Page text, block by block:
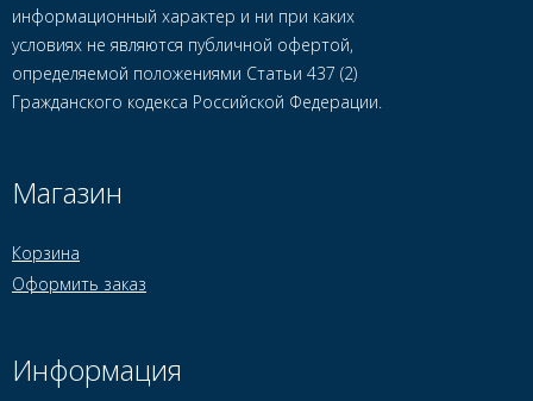
информационный характер и ни при каких
условиях не являются публичной офертой,
определяемой положениями Статьи 437 (2)
Гражданского кодекса Российской Федерации.
Магазин
Корзина
Оформить заказ
Информация